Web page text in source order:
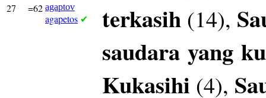
27 =62 agaptov
agapetos ✔ terkasih (14),
saudara yang
Kukasihi (4),